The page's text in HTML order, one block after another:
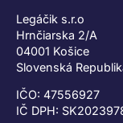
Legáčik s.r.o
Hrnčiarska 2/A
04001 Košice
Slovenská
IČO: 47556927
IČ DPH: